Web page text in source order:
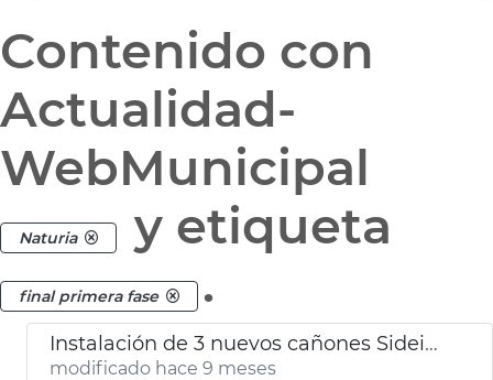
Contenido con
Actualidad-
WebMunicipal
Naturia y etiqueta
final primera fase .
Instalación de 3 nuevos cañones Sideinfo en El Saler
modificado hace 9 meses